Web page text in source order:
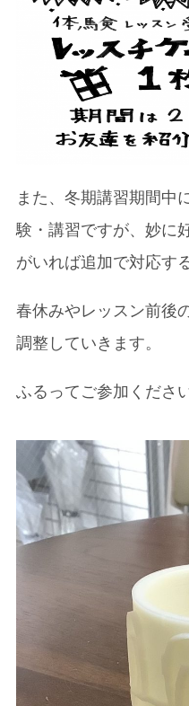
また、冬期講習期間中
験・講習ですが、妙に
がいれば追加で対応す
春休みやレッスン前後
調整していきます。
ふるってご参加ください